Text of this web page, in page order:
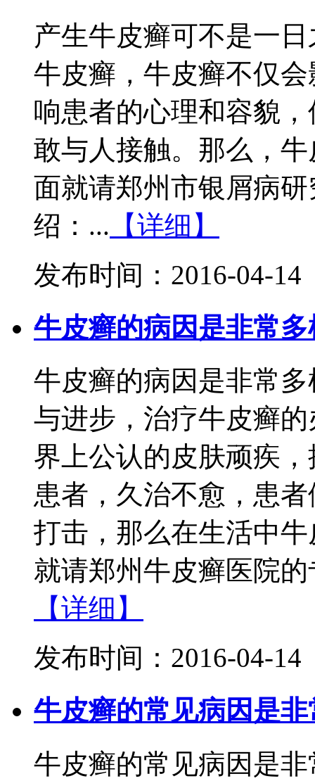
产生牛皮癣可不是一
牛皮癣，牛皮癣不仅
响患者的心理和容貌
敢与人接触。那么，
面就请郑州市银屑病
绍：... 【详细】
发布时间：2016-04-14
牛皮癣的病因是非常
牛皮癣的病因是非常
与进步，治疗牛皮癣
界上公认的皮肤顽疾
患者，久治不愈，患
打击，那么在生活中
就请郑州牛皮癣医院
【详细】
发布时间：2016-04-14
牛皮癣的常见病因是
牛皮癣的常见病因是